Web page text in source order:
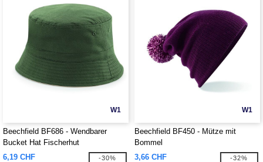
W1
Beechfield BF686 - Wendbarer
Bucket Hat Fischerhut
6,19 CHF
-30%
W1
Beechfield BF450 - Mütze mit
Bommel
3,66 CHF
-32%